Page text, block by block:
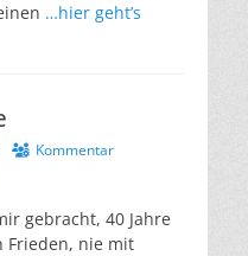
…hier geht’s
Kommentar
gebracht, 40 Jahre
Frieden, nie mit